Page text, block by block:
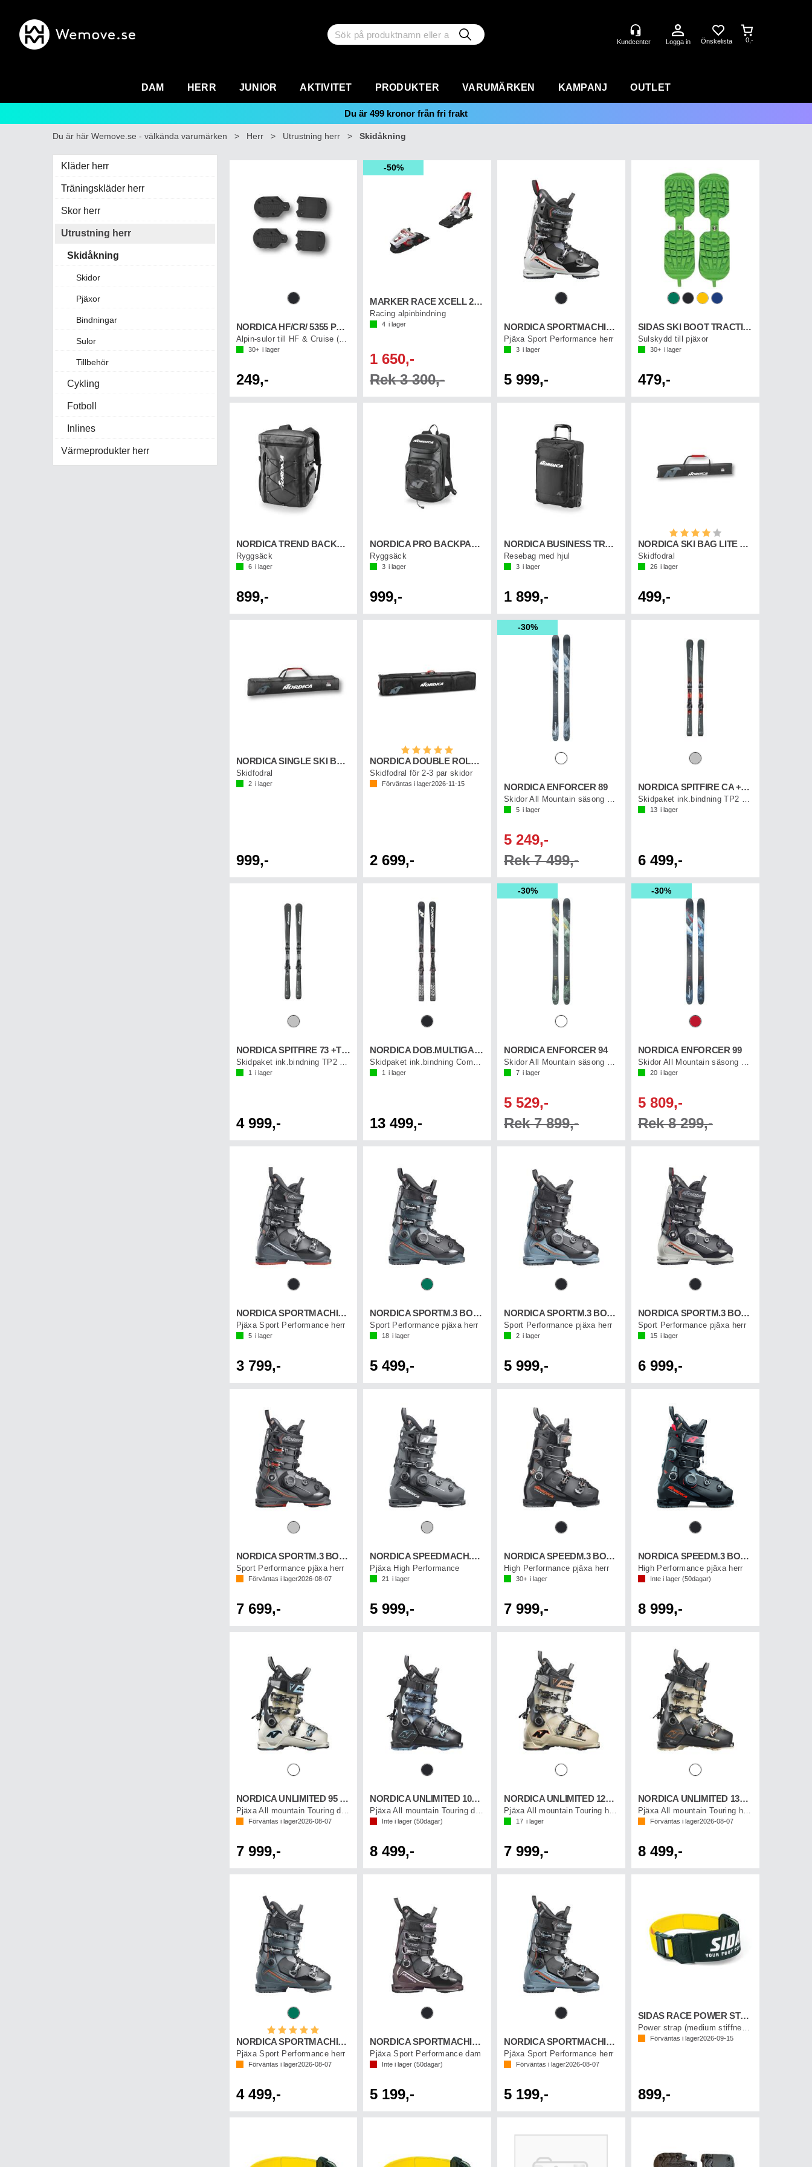
Logga in 0,-
DAM HERR JUNIOR AKTIVITET PRODUKTER VARUMÄRKEN KAMPANJ OUTLET
Du är 499 kronor från fri frakt
Du är här Wemove.se - välkända varumärken > Herr > Utrustning herr > Skidåkning
Kläder herr
Träningskläder herr
Skor herr
Utrustning herr
Skidåkning
Skidor
Pjäxor
Bindningar
Sulor
Tillbehör
Cykling
Fotboll
Inlines
Värmeprodukter herr
NORDICA HF/CR/ 5355 PU SOLES
Alpin-sulor till HF & Cruise (1 par)
30+ i lager
249,-
50%
MARKER RACE XCELL 24 Vit
Racing alpinbindning
4 i lager
1 650,-
Rek 3 300,-
NORDICA SPORTMACHINE 3 120 GW
Pjäxa Sport Performance herr
3 i lager
5 999,-
SIDAS SKI BOOT TRACTION
Sulskydd till pjäxor
30+ i lager
479,-
NORDICA TREND BACKBAG Svart/Vit
Ryggsäck
6 i lager
899,-
NORDICA PRO BACKPACK Svart/Vit
Ryggsäck
3 i lager
999,-
NORDICA BUSINESS TROLLEY Svart/Vit
Resebag med hjul
3 i lager
1 899,-
Betyg:
NORDICA SKI BAG LITE Svart/Vit/Röd
Skidfodral
26 i lager
499,-
NORDICA SINGLE SKI BAG Svart/Vit/Röd
Skidfodral
2 i lager
999,-
Betyg:
NORDICA DOUBLE ROLLER SKI BAG Svart/Vit
Skidfodral för 2-3 par skidor
Förväntas i lager2026-11-15
2 699,-
30%
NORDICA ENFORCER 89
5 i lager
5 249,-
Rek 7 499,-
NORDICA SPITFIRE CA +TP2 10
13 i lager
6 499,-
NORDICA SPITFIRE 73 +TP2 10
1 i lager
4 999,-
NORDICA DOB.MULTIGARA DC+COM13
1 i lager
13 499,-
30%
NORDICA ENFORCER 94
7 i lager
5 529,-
Rek 7 899,-
30%
NORDICA ENFORCER 99
20 i lager
5 809,-
Rek 8 299,-
NORDICA SPORTMACHINE 3 90
Pjäxa Sport Performance herr
5 i lager
3 799,-
NORDICA SPORTM.3 BOA 100 GW
Sport Performance pjäxa herr
18 i lager
5 499,-
NORDICA SPORTM.3 BOA 110 GW
Sport Performance pjäxa herr
2 i lager
5 999,-
NORDICA SPORTM.3 BOA 120 GW
Sport Performance pjäxa herr
15 i lager
6 999,-
NORDICA SPORTM.3 BOA 130 GW
Sport Performance pjäxa herr
Förväntas i lager2026-08-07
7 699,-
NORDICA SPEEDMACH.3 BOA 100 GW
Pjäxa High Performance
21 i lager
5 999,-
NORDICA SPEEDM.3 BOA C 130S GW
High Performance pjäxa herr
30+ i lager
7 999,-
NORDICA SPEEDM.3 BOA DD 130 GW
High Performance pjäxa herr
Inte i lager (50dagar)
8 999,-
NORDICA UNLIMITED 95 W DYN
Pjäxa All mountain Touring dam
Förväntas i lager2026-08-07
7 999,-
NORDICA UNLIMITED 105 W DYN
Pjäxa All mountain Touring dam
Inte i lager (50dagar)
8 499,-
NORDICA UNLIMITED 120 DYN
Pjäxa All mountain Touring herr
17 i lager
7 999,-
NORDICA UNLIMITED 130 DYN
Pjäxa All mountain Touring herr
Förväntas i lager2026-08-07
8 499,-
Betyg:
NORDICA SPORTMACHINE 3 100 GW
Pjäxa Sport Performance herr
Förväntas i lager2026-08-07
4 499,-
NORDICA SPORTMACHINE 3 95 W GW
Pjäxa Sport Performance dam
Inte i lager (50dagar)
5 199,-
NORDICA SPORTMACHINE 3 110 GW
Pjäxa Sport Performance herr
Förväntas i lager2026-08-07
5 199,-
SIDAS RACE POWER STRAP V2 P2
Förväntas i lager2026-09-15
899,-